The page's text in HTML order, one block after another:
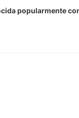
popularmente